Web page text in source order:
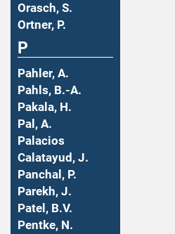
Orasch, S.
Ortner, P.
P
Pahler, A.
Pahls, B.-A.
Pakala, H.
Pal, A.
Palacios
Calatayud, J.
Panchal, P.
Parekh, J.
Patel, B.V.
Pentke, N.